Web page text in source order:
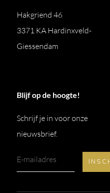
Hakgriend 46
3371 KA Hardinxveld-
Giessendam
Blijf op de hoogte!
Schrijf je in voor onze
nieuwsbrief.